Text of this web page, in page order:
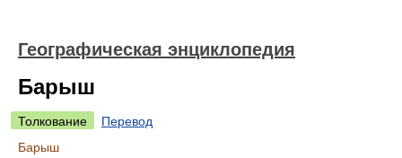
Географическая энциклопедия
Барыш
Толкование
Перевод
Барыш